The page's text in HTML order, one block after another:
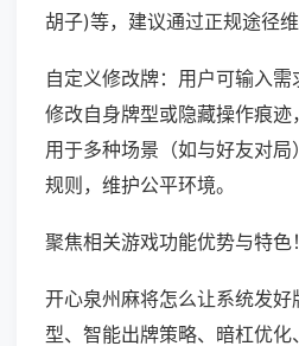
胡子)等，建议通过正规途径维
自定义修改牌：用户可输入需
修改自身牌型或隐藏操作痕迹
用于多种场景（如与好友对
规则，维护公平环境。
聚焦相关游戏功能优势与特色！
开心泉州麻将怎么让系统发
型、智能出牌策略、暗杠优